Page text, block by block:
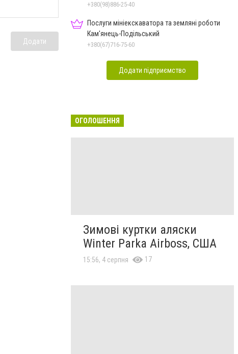
Додати
+380(98)886-25-40
Послуги мініекскаватора та земляні роботи
Кам'янець-Подільський
+380(67)716-75-60
Додати підприємство
ОГОЛОШЕННЯ
Зимові куртки аляски
Winter Parka Airboss, США
15:56, 4 серпня 17